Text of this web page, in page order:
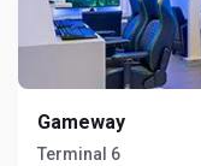
Gameway
Terminal 6